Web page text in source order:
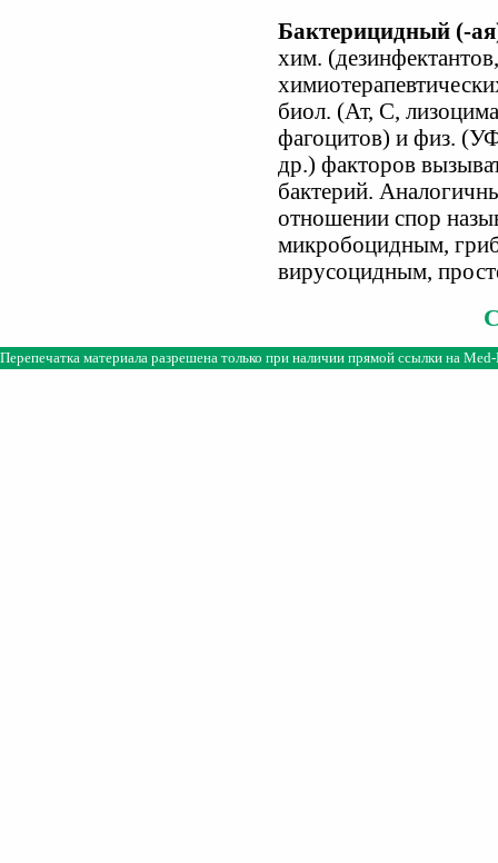
Бактерицидный (-
хим.
биол. (Ат, С,
фагоцитов) и физ.
др.) факторов
бактерий.
отношении спор
микробоцидным,
вирусоцидным,
Перепечатка материала разрешена только при наличии прямой ссылки на